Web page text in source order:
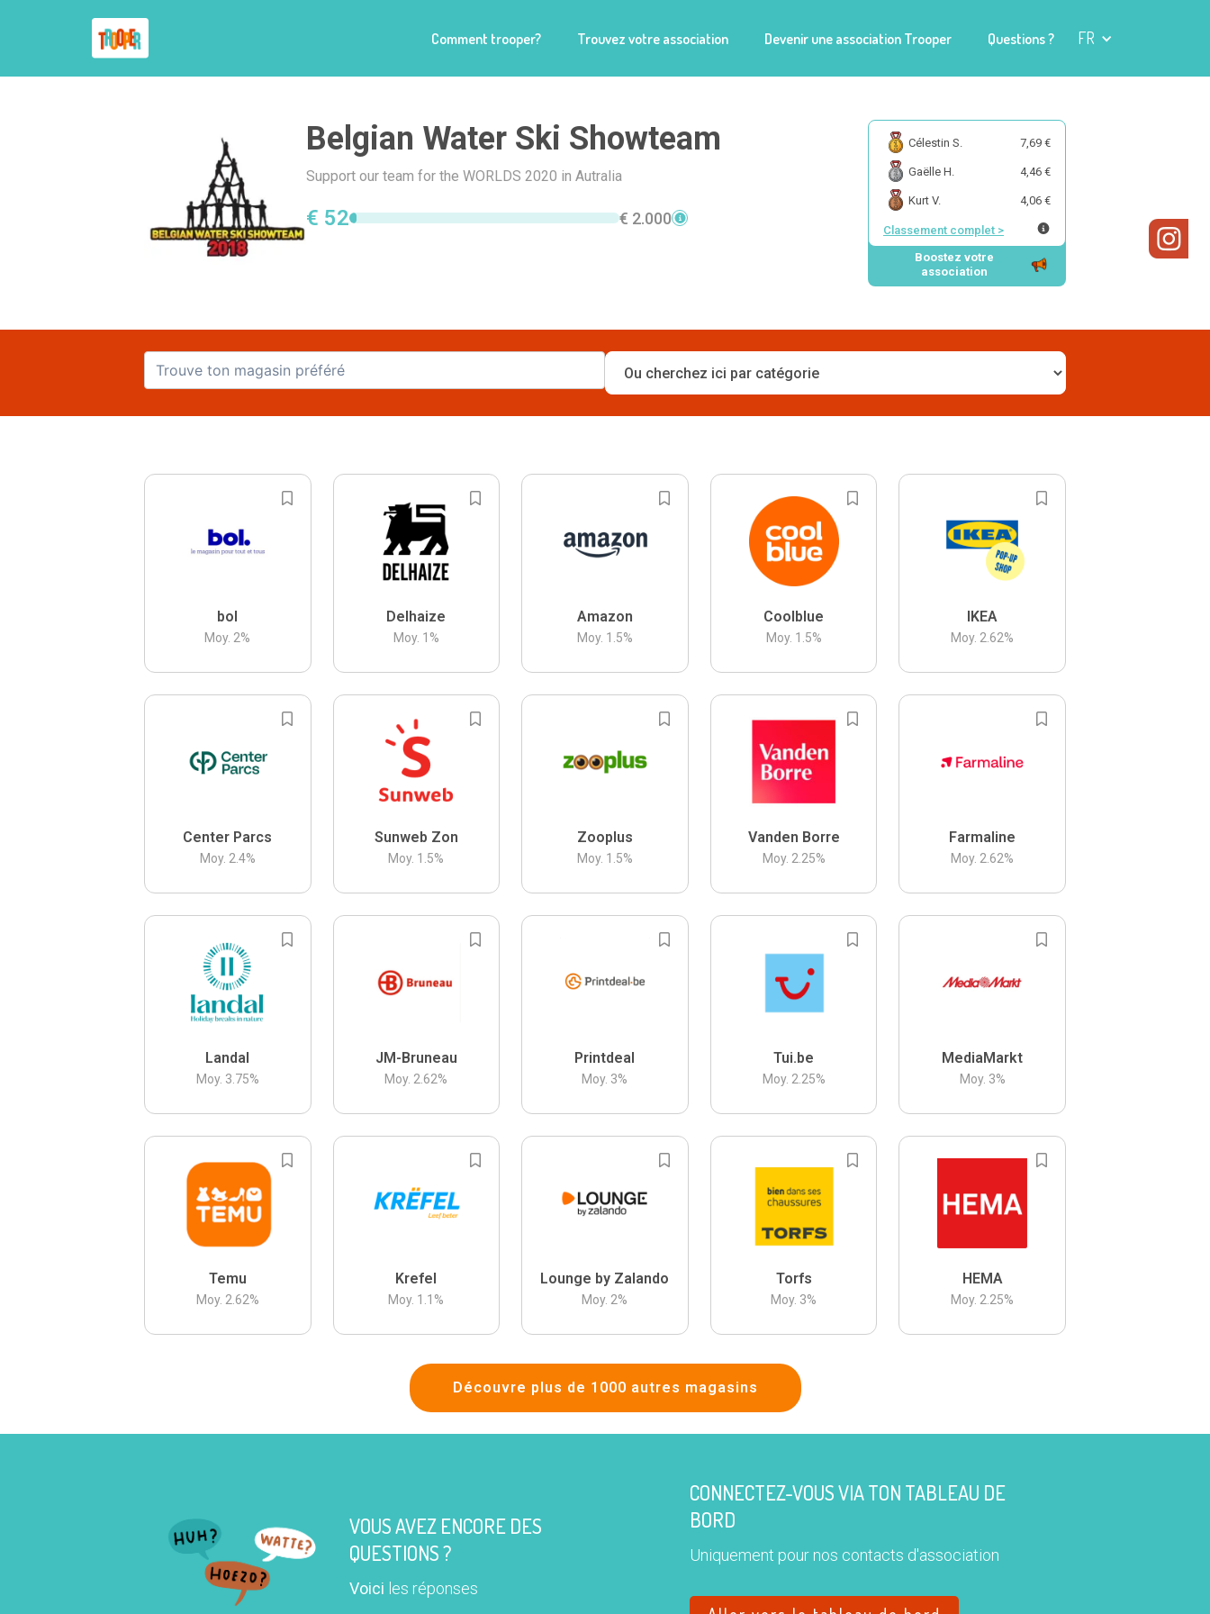
Comment trooper? Trouvez votre association Devenir une association Trooper Questions ? FR
Belgian Water Ski Showteam
Support our team for the WORLDS 2020 in Autralia
€ 52 € 2.000
Célestin S. 7,69 €
Gaëlle H. 4,46 €
Kurt V. 4,06 €
Classement complet >
Boostez votre
association
bol
Moy. 2%
Delhaize
Moy. 1 %
Amazon
Moy. 1.5%
Coolblue
Moy. 1.5%
IKEA
Moy. 2.62%
Center Parcs
Moy. 2.4%
Sunweb Zon
Moy. 1.5%
Zooplus
Moy. 1.5%
Vanden Borre
Moy. 2.25%
Farmaline
Moy. 2.62%
Landal
Moy. 3.75%
JM-Bruneau
Moy. 2.62%
Printdeal
Moy. 3%
Tui.be
Moy. 2.25%
MediaMarkt
Moy. 3%
Temu
Moy. 2.62%
Krefel
Moy. 1.1 %
Lounge by Zalando
Moy. 2%
Torfs
Moy. 3%
HEMA
Moy. 2.25%
Découvre plus de 1000 autres magasins
VOUS AVEZ ENCORE DES
QUESTIONS ?
Voici les réponses
CONNECTEZ-VOUS VIA TON TABLEAU DE
BORD
Uniquement pour nos contacts d'association